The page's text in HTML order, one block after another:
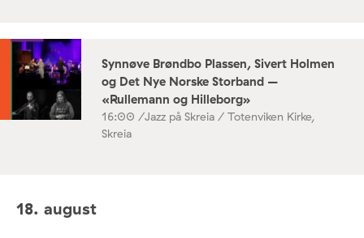
Synnøve Brøndbo Plassen, Sivert Holmen
og Det Nye Norske Storband –
«Rullemann og Hilleborg»
16:00 /Jazz på Skreia / Totenviken Kirke,
Skreia
18. august